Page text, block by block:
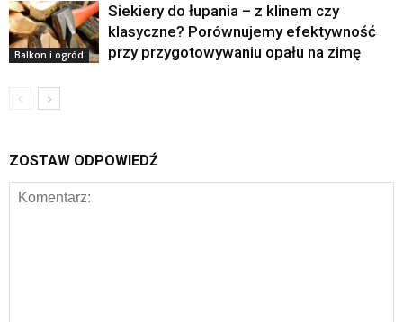
Balkon i ogród
Siekiery do łupania – z klinem czy
klasyczne? Porównujemy efektywność
przy przygotowywaniu opału na zimę
ZOSTAW ODPOWIEDŹ